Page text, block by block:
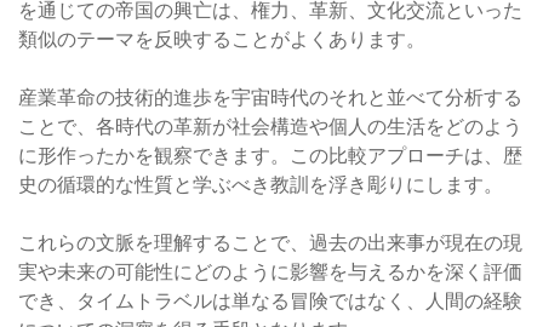
を通じての帝国の興亡は、権力、革新、文化交流といった
類似のテーマを反映することがよくあります。
産業革命の技術的進歩を宇宙時代のそれと並べて分析する
ことで、各時代の革新が社会構造や個人の生活をどのよう
に形作ったかを観察できます。この比較アプローチは、歴
史の循環的な性質と学ぶべき教訓を浮き彫りにします。
これらの文脈を理解することで、過去の出来事が現在の現
実や未来の可能性にどのように影響を与えるかを深く評価
でき、タイムトラベルは単なる冒険ではなく、人間の経験